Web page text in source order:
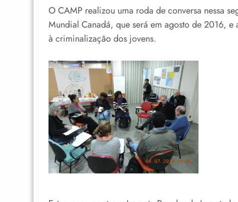
O CAMP realizou uma roda de conversa nessa
Mundial Canadá, que será em agosto de 2016,
à criminalização dos jovens.